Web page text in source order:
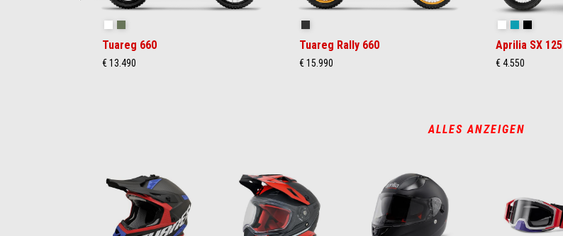
Tuareg 660
€ 13.490
Tuareg Rally 660
€ 15.990
Aprilia SX 125
€ 4.550
ALLES ANZEIGEN